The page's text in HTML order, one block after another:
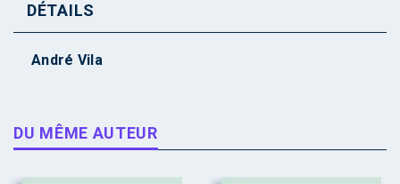
DÉTAILS
André Vila
DU MÊME AUTEUR